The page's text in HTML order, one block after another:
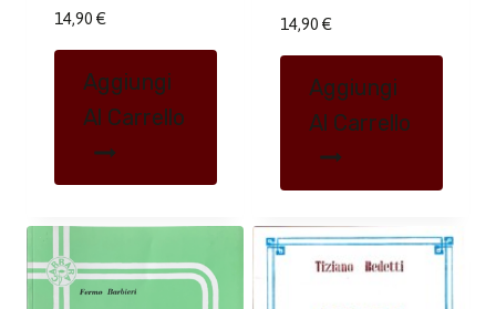
14,90 €
Aggiungi
Al Carrello
14,90 €
Aggiungi
Al Carrello